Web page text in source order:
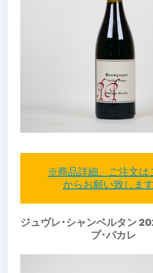
※商品詳細、ご注文は
からお願い致します
ジュヴレ･シャンベルタン
プ･パカレ